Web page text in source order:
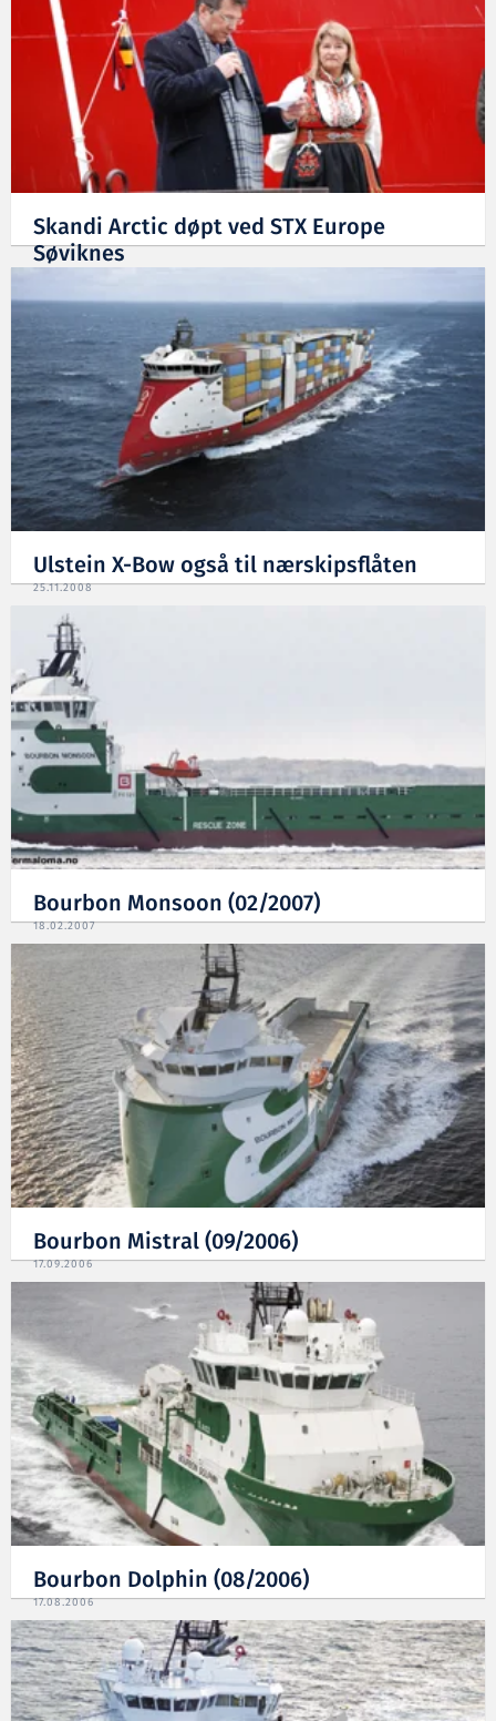
Skandi Arctic døpt ved STX Europe
Søviknes
Ulstein X-Bow også til nærskipsflåten
25.11.2008
Bourbon Monsoon (02/2007)
18.02.2007
Bourbon Mistral (09/2006)
17.09.2006
Bourbon Dolphin (08/2006)
17.08.2006